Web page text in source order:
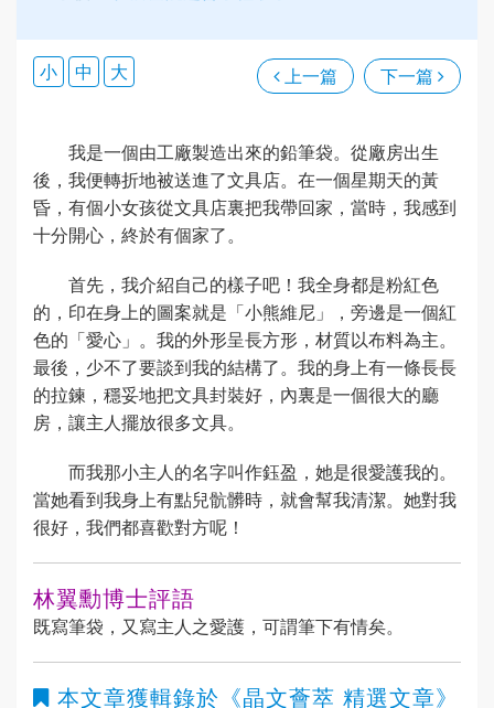
上一篇 下一篇
小 中 大
我是一個由工廠製造出來的鉛筆袋。從廠房出生
後，我便轉折地被送進了文具店。在一個星期天的黃
昏，有個小女孩從文具店裏把我帶回家，當時，我感到
十分開心，終於有個家了。
首先，我介紹自己的樣子吧！我全身都是粉紅色
的，印在身上的圖案就是「小熊維尼」，旁邊是一個紅
色的「愛心」。我的外形呈長方形，材質以布料為主。
最後，少不了要談到我的結構了。我的身上有一條長長
的拉鍊，穩妥地把文具封裝好，內裏是一個很大的廳
房，讓主人擺放很多文具。
而我那小主人的名字叫作鈺盈，她是很愛護我的。
當她看到我身上有點兒骯髒時，就會幫我清潔。她對我
很好，我們都喜歡對方呢！
林翼勳博士評語
既寫筆袋，又寫主人之愛護，可謂筆下有情矣。
本文章獲輯錄於 《晶文薈萃 精選文章》